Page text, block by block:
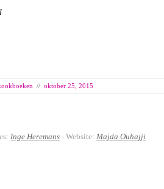
// oktober 25, 2015
Inge Heremans - Website:Majda Ouhajji